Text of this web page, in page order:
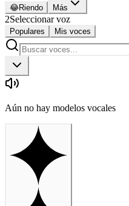
😂Riendo Más
2Seleccionar voz
Populares Mis voces
Aún no hay modelos vocales